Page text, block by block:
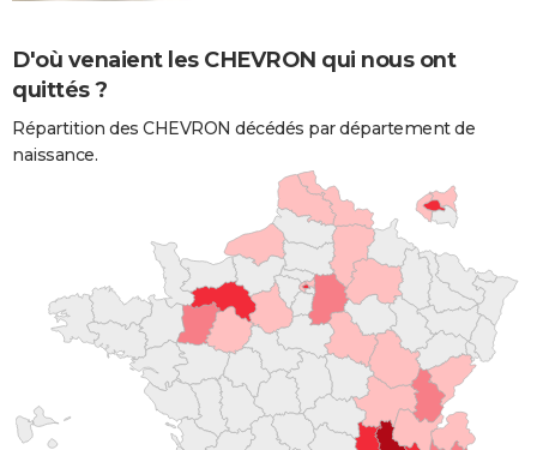
D'où venaient les CHEVRON qui nous ont
quittés ?
Répartition des CHEVRON décédés par département de
naissance.